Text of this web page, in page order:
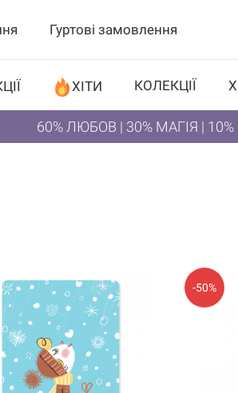
Гуртові замовлення
ХІТИ КОЛЕКЦІЇ
60% ЛЮБОВ | 30% МАГІЯ |
-50%